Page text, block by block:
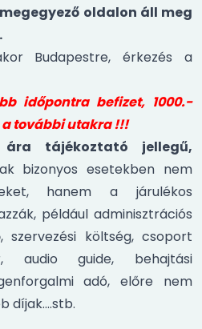
oldalon áll meg
Budapestre, érkezés a
időpontra befizet, 1000.-
további utakra !!!
ára tájékoztató jellegű,
bizonyos esetekben nem
hanem a járulékos
például adminisztrációs
szervezési költség, csoport
audio guide, behajtási
adó, előre nem
díjak….stb.